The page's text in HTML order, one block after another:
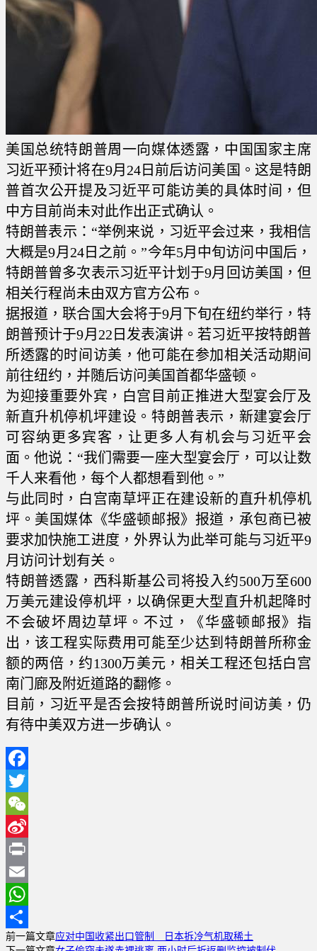
美国总统特朗普周一向媒体透露，中国国家主席
习近平预计将在9月24日前后访问美国。这是特朗
普首次公开提及习近平可能访美的具体时间，但
中方目前尚未对此作出正式确认。
特朗普表示：“举例来说，习近平会过来，我相信
大概是9月24日之前。”今年5月中旬访问中国后，
特朗普曾多次表示习近平计划于9月回访美国，但
相关行程尚未由双方官方公布。
据报道，联合国大会将于9月下旬在纽约举行，特
朗普预计于9月22日发表演讲。若习近平按特朗普
所透露的时间访美，他可能在参加相关活动期间
前往纽约，并随后访问美国首都华盛顿。
为迎接重要外宾，白宫目前正推进大型宴会厅及
新直升机停机坪建设。特朗普表示，新建宴会厅
可容纳更多宾客，让更多人有机会与习近平会
面。他说：“我们需要一座大型宴会厅，可以让数
千人来看他，每个人都想看到他。”
与此同时，白宫南草坪正在建设新的直升机停机
坪。美国媒体《华盛顿邮报》报道，承包商已被
要求加快施工进度，外界认为此举可能与习近平9
月访问计划有关。
特朗普透露，西科斯基公司将投入约500万至600
万美元建设停机坪，以确保更大型直升机起降时
不会破坏周边草坪。不过，《华盛顿邮报》指
出，该工程实际费用可能至少达到特朗普所称金
额的两倍，约1300万美元，相关工程还包括白宫
南门廊及附近道路的翻修。
目前，习近平是否会按特朗普所说时间访美，仍
有待中美双方进一步确认。
Facebook
Twitter
WeChat
Sina
Weibo
Print
Email
WhatsApp
分
前一篇文章应对中国收紧出口管制 日本拆冷气机取稀土